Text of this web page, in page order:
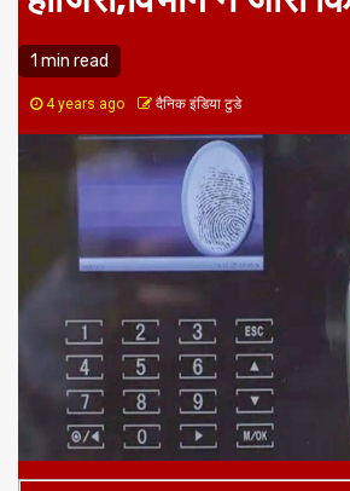
1 min read
4 years ago दैनिक इंडिया टुडे